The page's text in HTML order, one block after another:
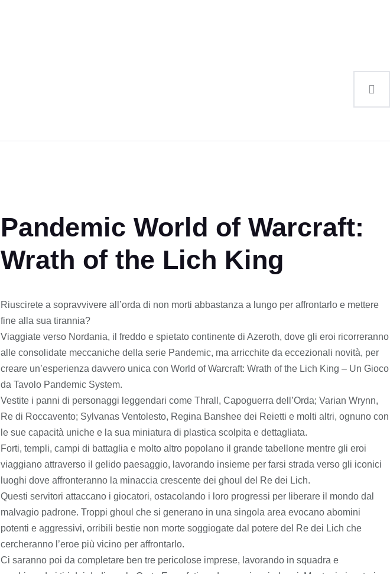
Pandemic World of Warcraft:
Wrath of the Lich King
Riuscirete a sopravvivere all’orda di non morti abbastanza a lungo per affrontarlo e mettere
fine alla sua tirannia?
Viaggiate verso Nordania, il freddo e spietato continente di Azeroth, dove gli eroi ricorreranno
alle consolidate meccaniche della serie Pandemic, ma arricchite da eccezionali novità, per
creare un’esperienza davvero unica con World of Warcraft: Wrath of the Lich King – Un Gioco
da Tavolo Pandemic System.
Vestite i panni di personaggi leggendari come Thrall, Capoguerra dell’Orda; Varian Wrynn,
Re di Roccavento; Sylvanas Ventolesto, Regina Banshee dei Reietti e molti altri, ognuno con
le sue capacità uniche e la sua miniatura di plastica scolpita e dettagliata.
Forti, templi, campi di battaglia e molto altro popolano il grande tabellone mentre gli eroi
viaggiano attraverso il gelido paesaggio, lavorando insieme per farsi strada verso gli iconici
luoghi dove affronteranno la minaccia crescente dei ghoul del Re dei Lich.
Questi servitori attaccano i giocatori, ostacolando i loro progressi per liberare il mondo dal
malvagio padrone. Troppi ghoul che si generano in una singola area evocano abomini
potenti e aggressivi, orribili bestie non morte soggiogate dal potere del Re dei Lich che
cercheranno l’eroe più vicino per affrontarlo.
Ci saranno poi da completare ben tre pericolose imprese, lavorando in squadra e